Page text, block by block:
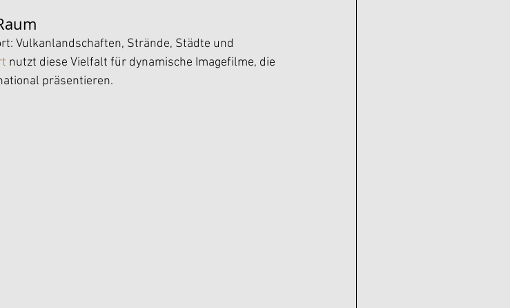
Vulkanlandschaften, Strände, Städte und
nutzt diese Vielfalt für dynamische Imagefilme, die
präsentieren.